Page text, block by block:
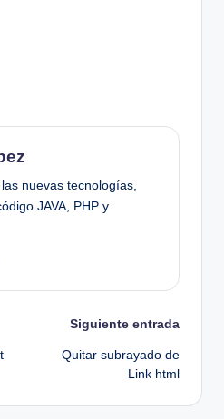
nuevas tecnologías,
JAVA, PHP y
Siguiente entrada
Quitar subrayado de
Link html